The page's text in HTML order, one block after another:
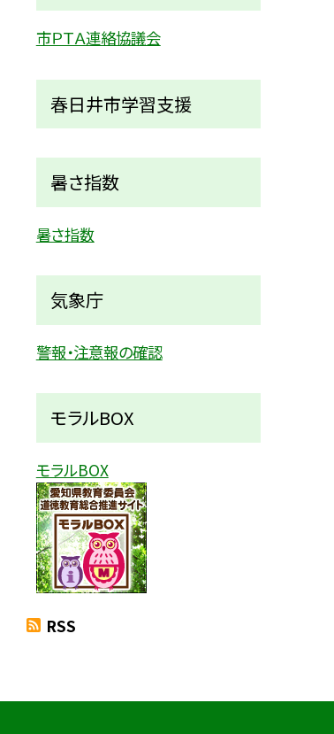
市ＰＴＡ連絡協議会
春日井市学習支援
暑さ指数
暑さ指数
気象庁
警報・注意報の確認
モラルBOX
モラルBOX
RSS